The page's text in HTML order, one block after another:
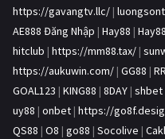
https://gavangtv.llc/ |
AE888 Đăng Nhập | Hay88 | Hay88
hitclub | https://mm88.tax/ |
https://aukuwin.com/ | GG88 |
GOAL123 | KING88 | 8DAY | shbet
uy88 | onbet | https://
QS88 | O8 | go88 | Socolive |